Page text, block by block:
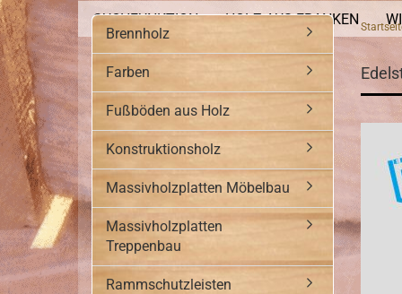
SUCHFUNKTION HOLZ AUS FRANKEN
Brennholz
Farben
Fußböden aus Holz
Konstruktionsholz
Massivholzplatten Möbelbau
Massivholzplatten
Treppenbau
Rammschutzleisten